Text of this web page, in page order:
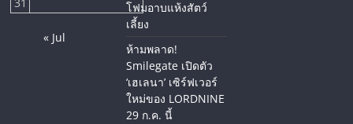
« Jul
โฟมอาบแห้งสัตว์
เลี้ยง
ห้ามพลาด!
Smilegate เปิดตัว
‘เฮเลนา’ เซิร์ฟเวอร์
ใหม่ของ LORDNINE
29 ก.ค. นี้